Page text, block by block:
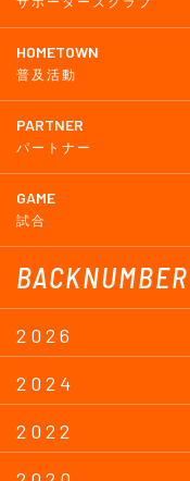
HOMETOWN
普及活動
PARTNER
パートナー
GAME
試合
BACKNUMBER
2026
2024
2022